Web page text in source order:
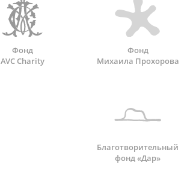
Фонд
AVC Charity
Фонд
Михаила Прохорова
Благотворительный
фонд «Дар»